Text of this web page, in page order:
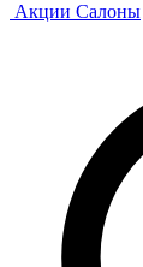
Акции Салоны